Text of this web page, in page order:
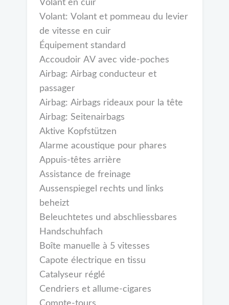
Volant en cuir
Volant: Volant et pommeau du levier
de vitesse en cuir
Équipement standard
Accoudoir AV avec vide-poches
Airbag: Airbag conducteur et
passager
Airbag: Airbags rideaux pour la tête
Airbag: Seitenairbags
Aktive Kopfstützen
Alarme acoustique pour phares
Appuis-têtes arrière
Assistance de freinage
Aussenspiegel rechts und links
beheizt
Beleuchtetes und abschliessbares
Handschuhfach
Boîte manuelle à 5 vitesses
Capote électrique en tissu
Catalyseur réglé
Cendriers et allume-cigares